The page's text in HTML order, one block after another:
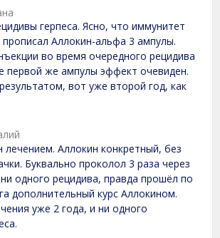
герпеса. Ясно, что иммунитет
Аллокин-альфа 3 ампулы.
во время очередного рецидива
первой же ампулы эффект очевиден.
вот уже второй год, как
Аллокин конкретный, без
Буквально проколол 3 раза через
одного рецидива, правда прошёл по
дополнительный курс Аллокином.
уже 2 года, и ни одного